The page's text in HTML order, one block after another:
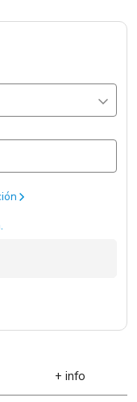
3226 un.
+ info